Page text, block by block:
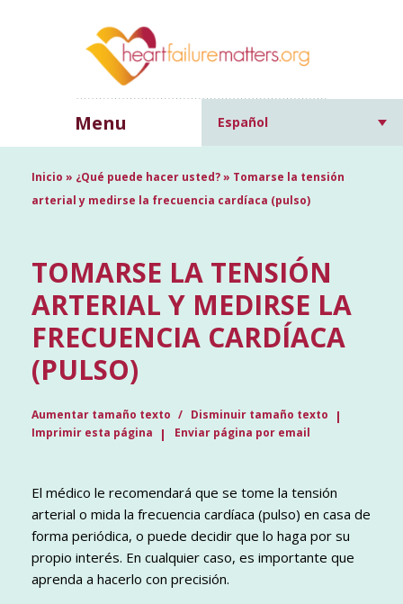
Menu Español
Inicio » ¿Qué puede hacer usted?» Tomarse la tensión
arterial y medirse la frecuencia cardíaca (pulso)
TOMARSE LA TENSIÓN
ARTERIAL Y MEDIRSE LA
FRECUENCIA CARDÍACA
(PULSO)
Aumentar tamaño texto
Disminuir tamaño texto
Imprimir esta página
Enviar página por email
El médico le recomendará que se tome la tensión
arterial o mida la frecuencia cardíaca (pulso) en casa de
forma periódica, o puede decidir que lo haga por su
propio interés. En cualquier caso, es importante que
aprenda a hacerlo con precisión.